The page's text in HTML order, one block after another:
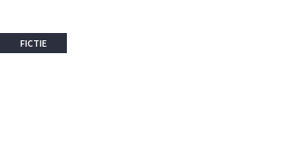
FICTIE